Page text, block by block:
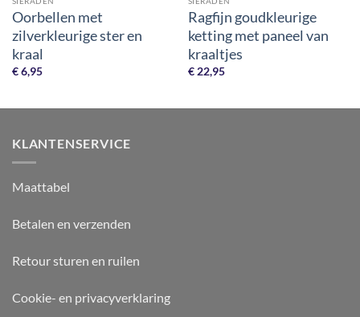
Oorbellen met
zilverkleurige ster en
kraal
€6,95
Ragfijn goudkleurige
ketting met paneel van
kraaltjes
€22,95
KLANTENSERVICE
Maattabel
Betalen en verzenden
Retour sturen en ruilen
Cookie- en privacyverklaring